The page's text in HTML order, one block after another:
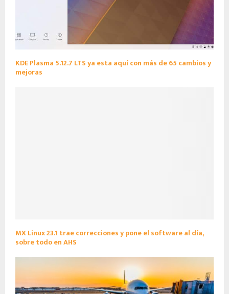
KDE Plasma 5.12.7 LTS ya esta aquí con más de 65 cambios y
mejoras
MX Linux 23.1 trae correcciones y pone el software al día,
sobre todo en AHS